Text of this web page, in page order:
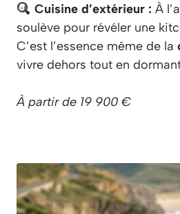
Cuisine d’extérieur : À
soulève pour révéler une
C’est l’essence même de la
vivre dehors tout en
À partir de 19 900 €